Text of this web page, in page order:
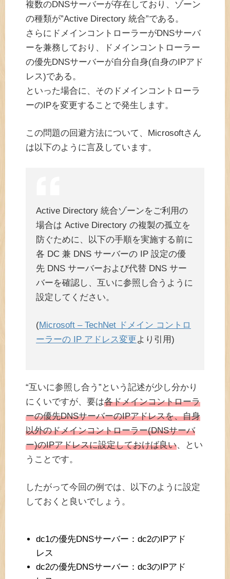
複数のDNSサーバーが存在しており、ゾーン
の種類が”Active Directory 統合”である。
さらにドメインコントローラーがDNSサーバ
ーを兼務しており、ドメインコントローラー
の優先DNSサーバーが自分自身(自身のIPアド
レス)である。
といった場合に、そのドメインコントローラ
ーのIPを変更することで発生します。
この問題の回避方法について、Microsoftさん
は以下のように言及しています。
Active Directory 統合ゾーンをご利用の
場合は Active Directory の複製の孤立を
防ぐために、以下の手順を実施する前に
各 DC 兼 DNS サーバーの IP 設定の優
先 DNS サーバーおよび代替 DNS サー
バーを確認し、互いに参照し合うように
設定してください。
(Microsoft – TechNet ドメイン コントロ
ーラーの IP アドレス変更より引用)
“互いに参照し合う”という記述が少し分かり
にくいですが、要は各ドメインコントローラ
ーの優先DNSサーバーのIPアドレスを、自身
以外のドメインコントローラー(DNSサーバ
ー)のIPアドレスに設定しておけば良い、とい
うことです。
したがって今回の例では、以下のように設定
しておくと良いでしょう。
dc1の優先DNSサーバー：dc2のIPアド
レス
dc2の優先DNSサーバー：dc3のIPアド